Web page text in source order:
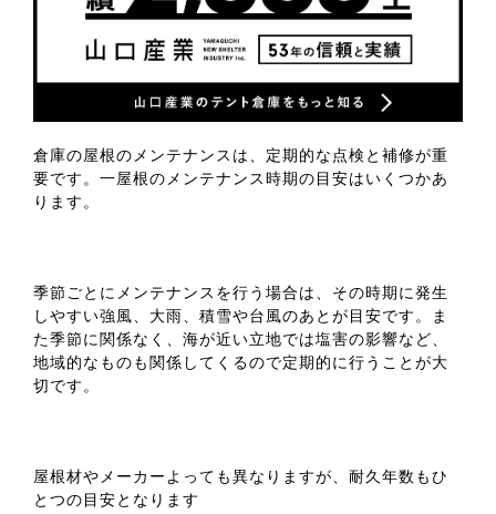
倉庫の屋根のメンテナンスは、定期的な点検と補修が重
要です。一屋根のメンテナンス時期の目安はいくつかあ
ります。
季節ごとにメンテナンスを行う場合は、その時期に発生
しやすい強風、大雨、積雪や台風のあとが目安です。ま
た季節に関係なく、海が近い立地では塩害の影響など、
地域的なものも関係してくるので定期的に行うことが大
切です。
屋根材やメーカーよっても異なりますが、耐久年数もひ
とつの目安となります